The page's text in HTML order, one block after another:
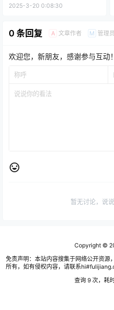
2025-3-20 0:08:30
0 条回复 A 文章作者 M 管理员
欢迎您，新朋友，感谢参与互动！
暂无讨论，说
Copyright ©
免责声明：本站内容搜集于网络公开资源
所有，如有侵权内容，请联系
查询 9 次，耗